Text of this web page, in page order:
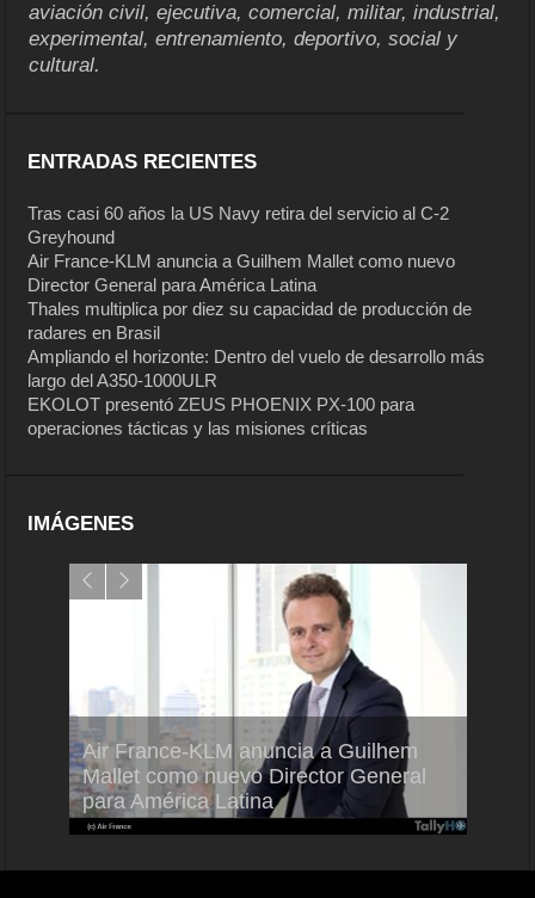
aviación civil, ejecutiva, comercial, militar, industrial,
experimental, entrenamiento, deportivo, social y
cultural.
ENTRADAS RECIENTES
Tras casi 60 años la US Navy retira del servicio al C-2
Greyhound
Air France-KLM anuncia a Guilhem Mallet como nuevo
Director General para América Latina
Thales multiplica por diez su capacidad de producción de
radares en Brasil
Ampliando el horizonte: Dentro del vuelo de desarrollo más
largo del A350-1000ULR
EKOLOT presentó ZEUS PHOENIX PX-100 para
operaciones tácticas y las misiones críticas
IMÁGENES
Air France-KLM anuncia a Guilhem
Mallet como nuevo Director General
para América Latina